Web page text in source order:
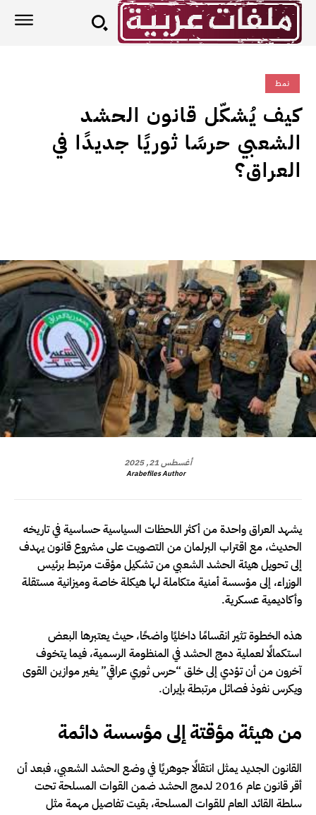
نمط
كيف يُشكّل قانون الحشد
الشعبي حرسًا ثوريًا جديدًا في
العراق؟
أغسطس 21, 2025
Arabefiles Author
يشهد العراق واحدة من أكثر اللحظات السياسية حساسية في تاريخه
الحديث، مع اقتراب البرلمان من التصويت على مشروع قانون يهدف
إلى تحويل هيئة الحشد الشعبي من تشكيل مؤقت مرتبط برئيس
الوزراء، إلى مؤسسة أمنية متكاملة لها هيكلة خاصة وميزانية مستقلة
وأكاديمية عسكرية.
هذه الخطوة تثير انقسامًا داخليًا واضحًا، حيث يعتبرها البعض
استكمالًا لعملية دمج الحشد في المنظومة الرسمية، فيما يتخوف
آخرون من أن تؤدي إلى خلق “حرس ثوري عراقي” يغير موازين القوى
ويكرس نفوذ فصائل مرتبطة بإيران.
من هيئة مؤقتة إلى مؤسسة دائمة
القانون الجديد يمثل انتقالًا جوهريًا في وضع الحشد الشعبي، فبعد أن
أقر قانون عام 2016 لدمج الحشد ضمن القوات المسلحة تحت
سلطة القائد العام للقوات المسلحة، بقيت تفاصيل مهمة مثل